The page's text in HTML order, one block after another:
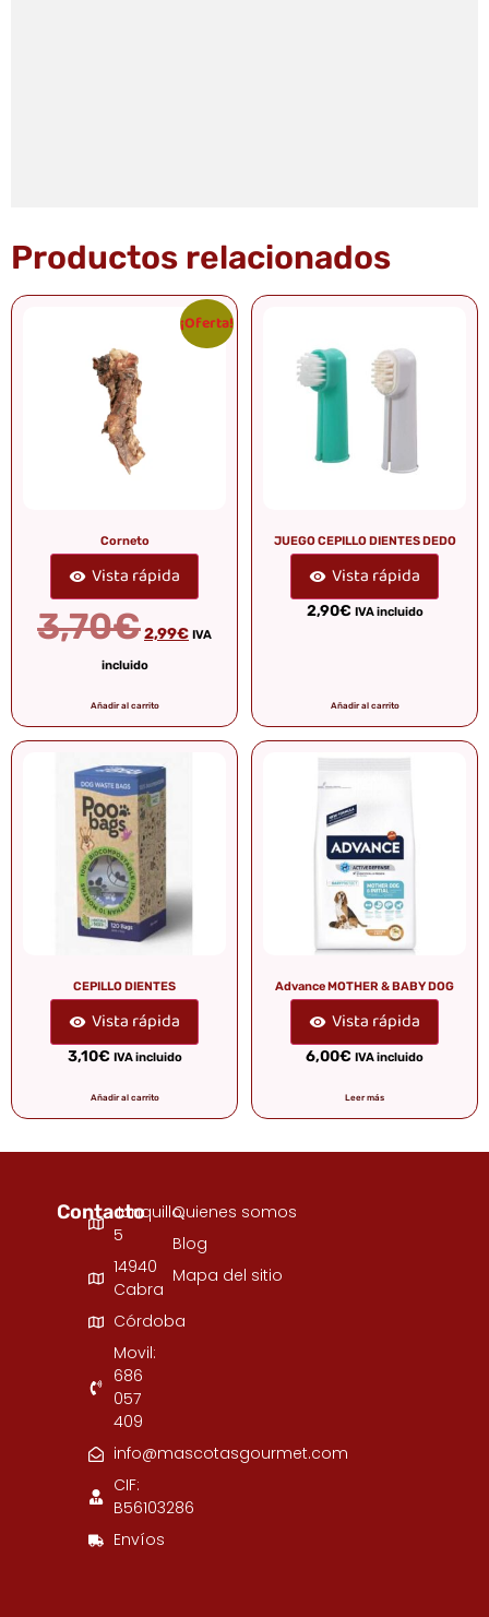
Productos relacionados
¡Oferta!
Corneto
Vista rápida
3,70€2,99€ IVA
incluido
Añadir al carrito
JUEGO CEPILLO DIENTES DEDO
Vista rápida
2,90€ IVA incluido
Añadir al carrito
CEPILLO DIENTES
Vista rápida
3,10€ IVA incluido
Añadir al carrito
Advance MOTHER & BABY DOG
Vista rápida
6,00€ IVA incluido
Leer más
ContactoJunquillo,
5
14940
Cabra
Córdoba
Movil:
686
057
409
info@mascotasgourmet.com
CIF:
B56103286
Envíos
Quienes somos
Blog
Mapa del sitio